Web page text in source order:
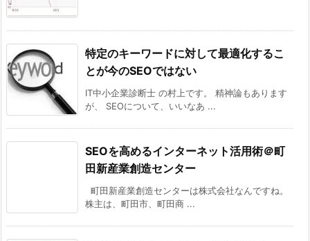
特定のキーワードに対して最適化するこ
とが今のSEOではない
IT中小企業診断士 の村上です。 精神論もあります
が、 SEOについて、いいなあ ...
SEOを高めるインターネット活用術＠町
田新産業創造センター
町田新産業創造センターは株式会社なんですね。
株主は、町田市、町田商 ...